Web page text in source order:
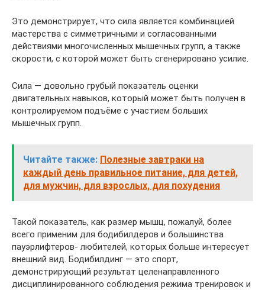
Это демонстрирует, что сила является комбинацией
мастерства с симметричными и согласованными
действиями многочисленных мышечных групп, а также
скорости, с которой может быть сгенерировано усилие.
Сила — довольно грубый показатель оценки
двигательных навыков, который может быть получен в
контролируемом подъёме с участием больших
мышечных групп.
Читайте также: Полезные завтраки на
каждый день правильное питание, для детей,
для мужчин, для взрослых, для похудения
Такой показатель, как размер мышц, пожалуй, более
всего применим для бодибилдеров и большинства
пауэрлифтеров- любителей, которых больше интересует
внешний вид. Бодибилдинг — это спорт,
демонстрирующий результат целенаправленного
дисциплинированного соблюдения режима тренировок и